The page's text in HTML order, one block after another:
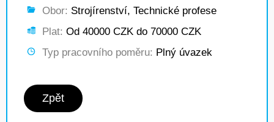
Obor: Strojírenství, Technické profese
Plat: Od 40000 CZK do 70000 CZK
Typ pracovního poměru: Plný úvazek
Zpět